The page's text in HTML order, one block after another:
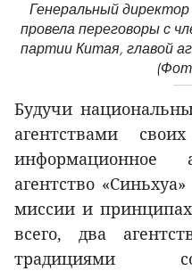
Генеральный
провела переговоры с
партии Китая, главой
Будучи
агентствами
агентство
миссии и
всего, два
традициями